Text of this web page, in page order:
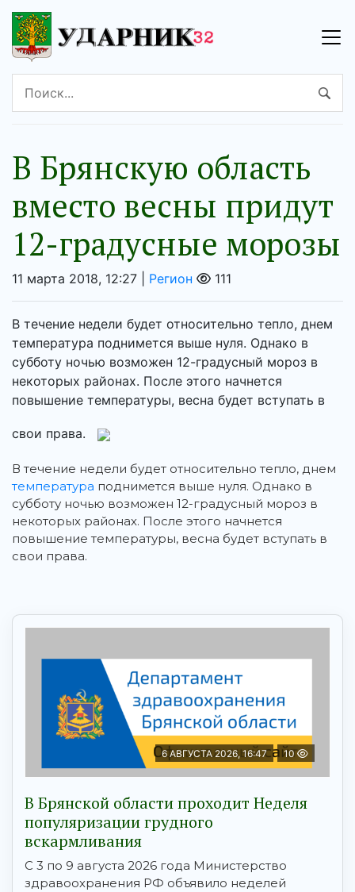
В Брянскую область
вместо весны придут
12-градусные морозы
11 марта 2018, 12:27 | Регион 111
В течение недели будет относительно тепло, днем
температура поднимется выше нуля. Однако в
субботу ночью возможен 12-градусный мороз в
некоторых районах. После этого начнется
повышение температуры, весна будет вступать в
свои права.
В течение недели будет относительно тепло, днем
температура поднимется выше нуля. Однако в
субботу ночью возможен 12-градусный мороз в
некоторых районах. После этого начнется
повышение температуры, весна будет вступать в
свои права.
6 АВГУСТА 2026, 16:47 10
В Брянской области проходит Неделя
популяризации грудного
вскармливания
С 3 по 9 августа 2026 года Министерство
здравоохранения РФ объявило неделей